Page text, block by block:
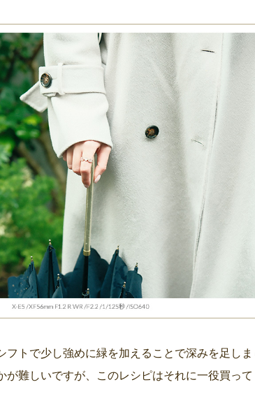
フトで少し強めに緑を加えることで深みを足し
が難しいですが、このレシピはそれに一役買って